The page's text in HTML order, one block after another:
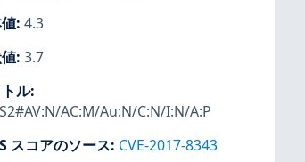
: 4.3
: 3.7
ル:
AC:M/Au:N/C:N/I:N/A:P
スコアのソース: CVE-2017-8343